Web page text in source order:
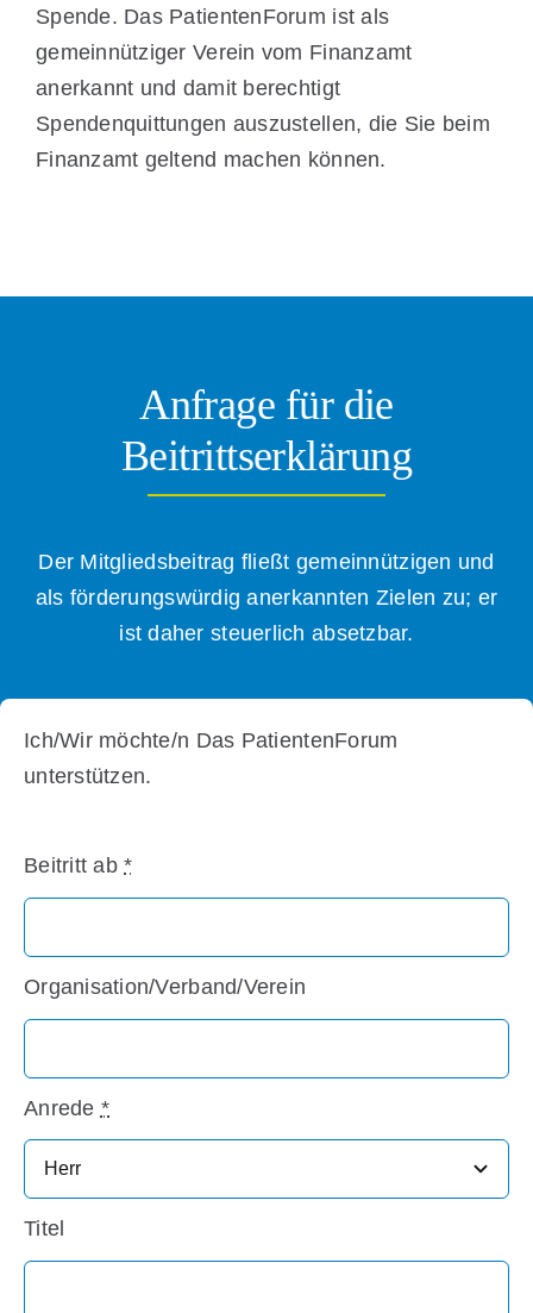
Spende. Das PatientenForum ist als
gemeinnütziger Verein vom Finanzamt
anerkannt und damit berechtigt
Spendenquittungen auszustellen, die Sie beim
Finanzamt geltend machen können.
Anfrage für die
Beitrittserklärung
Der Mitgliedsbeitrag fließt gemeinnützigen und
als förderungswürdig anerkannten Zielen zu; er
ist daher steuerlich absetzbar.
Ich/Wir möchte/n Das PatientenForum
unterstützen.
Beitritt ab*
Organisation/Verband/Verein
Anrede *
Titel